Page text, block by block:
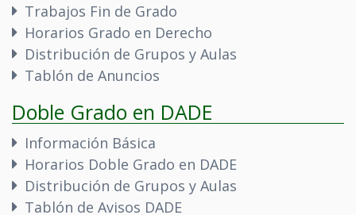
Trabajos Fin de Grado
Horarios Grado en Derecho
Distribución de Grupos y Aulas
Tablón de Anuncios
Doble Grado en DADE
Información Básica
Horarios Doble Grado en DADE
Distribución de Grupos y Aulas
Tablón de Avisos DADE